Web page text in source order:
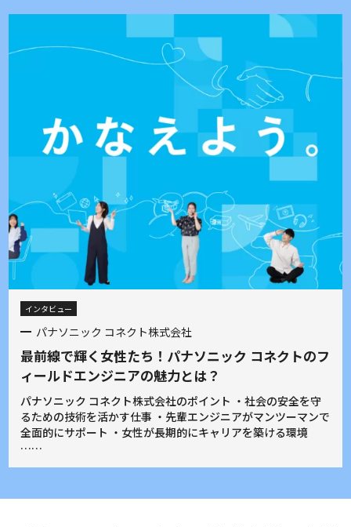
インタビュー
パナソニック コネクト株式会社
最前線で輝く女性たち！パナソニック コネクトのフ
ィールドエンジニアの魅力とは？
パナソニック コネクト株式会社のポイント ・社会の安全を守
るための技術を活かす仕事 ・先輩エンジニアがマンツーマンで
全面的にサポート ・女性が長期的にキャリアを築ける環境
……